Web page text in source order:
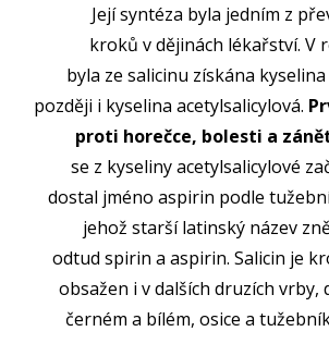
Její syntéza byla jedním z
kroků v dějinách lékařství. V
byla ze salicinu získána
později i kyselina acetylsalicylová.
proti horečce, bolesti a
se z kyseliny acetylsalicylové
dostal jméno aspirin podle
jehož starší latinský název
odtud spirin a aspirin. Salicin je
obsažen i v dalších druzích vrby,
černém a bílém, osice a